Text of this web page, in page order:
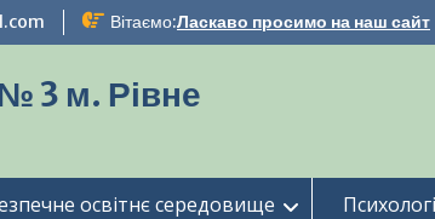
Вітаємо:Ласкаво просимо на наш сайт
№ 3 м. Рівне
освітнє середовище